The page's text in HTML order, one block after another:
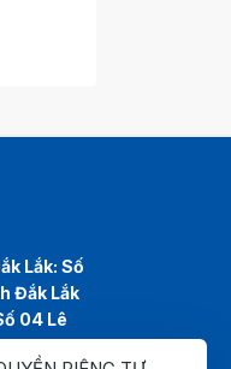
Lắk: Số
Đắk Lắk
04 Lê